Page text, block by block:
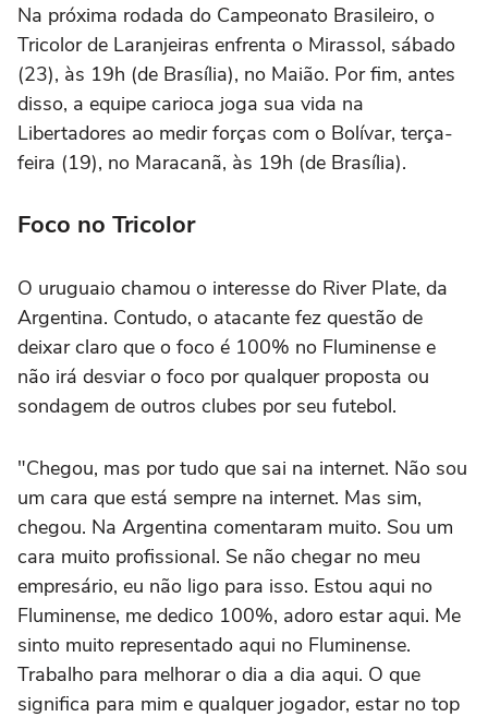
Na próxima rodada do Campeonato Brasileiro, o
Tricolor de Laranjeiras enfrenta o Mirassol, sábado
(23), às 19h (de Brasília), no Maião. Por fim, antes
disso, a equipe carioca joga sua vida na
Libertadores ao medir forças com o Bolívar, terça-
feira (19), no Maracanã, às 19h (de Brasília).
Foco no Tricolor
O uruguaio chamou o interesse do River Plate, da
Argentina. Contudo, o atacante fez questão de
deixar claro que o foco é 100% no Fluminense e
não irá desviar o foco por qualquer proposta ou
sondagem de outros clubes por seu futebol.
"Chegou, mas por tudo que sai na internet. Não sou
um cara que está sempre na internet. Mas sim,
chegou. Na Argentina comentaram muito. Sou um
cara muito profissional. Se não chegar no meu
empresário, eu não ligo para isso. Estou aqui no
Fluminense, me dedico 100%, adoro estar aqui. Me
sinto muito representado aqui no Fluminense.
Trabalho para melhorar o dia a dia aqui. O que
significa para mim e qualquer jogador, estar no top